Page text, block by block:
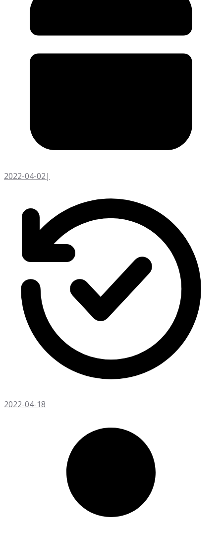
2022-04-02|
2022-04-18